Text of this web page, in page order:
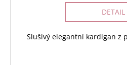
DETAIL
Slušivý elegantní kardigan z